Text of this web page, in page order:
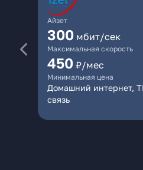
Айзет
300 мбит/сек
Максимальная скорость
450 ₽/мес
Минимальная цена
Домашний интернет,
связь